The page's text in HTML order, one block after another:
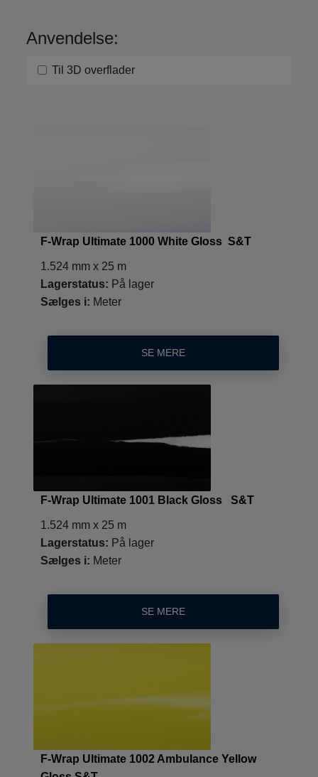
Anvendelse:
Til 3D overflader
F-Wrap Ultimate 1000 White Gloss S&T
1.524 mm x 25 m
Lagerstatus: På lager
Sælges i: Meter
SE MERE
F-Wrap Ultimate 1001 Black Gloss S&T
1.524 mm x 25 m
Lagerstatus: På lager
Sælges i: Meter
SE MERE
F-Wrap Ultimate 1002 Ambulance Yellow